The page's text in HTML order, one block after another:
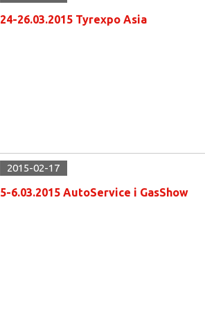
24-26.03.2015 Tyrexpo Asia
2015-02-17
5-6.03.2015 AutoService i GasShow